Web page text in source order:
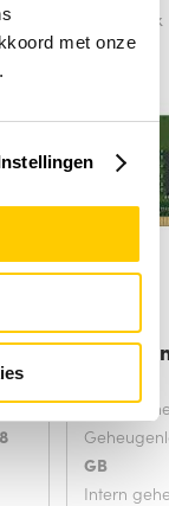
met onze
Vergelijk
Intern
GB
Intern